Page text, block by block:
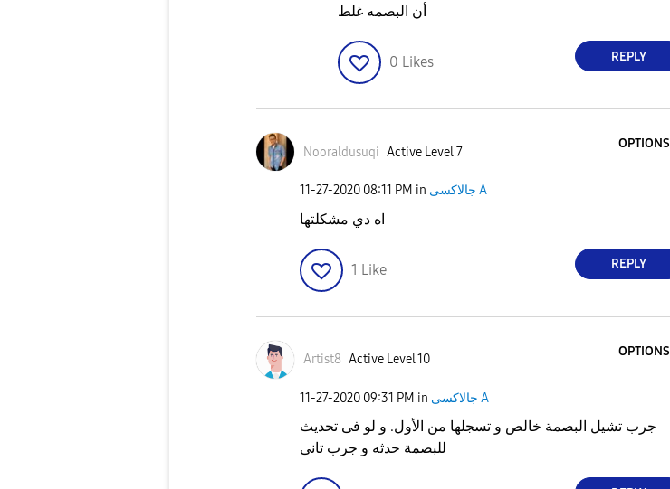
أن البصمه غلط
0 Likes REPLY
Nooraldusuqi Active Level 7
OPTIONS
‎11-27-2020 08:11 PM in جالاكسى A
اه دي مشكلتها
1 Like REPLY
Artist8 Active Level 10
OPTIONS
‎11-27-2020 09:31 PM in جالاكسى A
جرب تشيل البصمة خالص و تسجلها من الأول. و لو فى تحديث
للبصمة حدثه و جرب تانى